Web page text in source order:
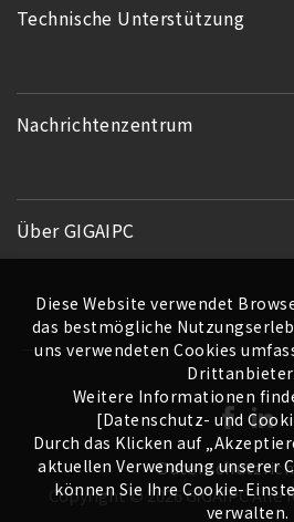
Technische Unterstützung
Nachrichtenzentrum
Über GIGAIPC
Copyright © 2026 GIGAIPCAlle
Diese Website verwendet
das bestmögliche
uns verwendeten Cookies
Weitere Informationen
[Datenschutz- und
Durch das Klicken auf
aktuellen Verwendung unserer
können Sie Ihre Cookie-
verwalten.